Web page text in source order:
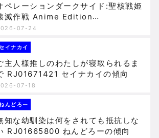
ペレーションダークサイド:聖核戦姫
滅作戦 Anime Edition
ani-moの傾向
07-24
イナカイ
主人様推しのわたしが寝取られるま
RJ01671421 セイナカイの傾向
07-18
んどろー
知な幼馴染は何をされても抵抗しな
RJ01665800 ねんどろーの傾向